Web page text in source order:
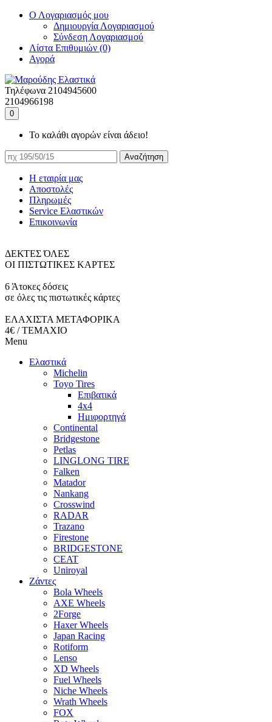
Ο Λογαριασμός μου
Δημιουργία Λογαριασμού
Σύνδεση Λογαριασμού
Λίστα Επιθυμιών (0)
Αγορά
Τηλέφωνα 2104945600
2104966198
0
Το καλάθι αγορών είναι άδειο!
Αναζήτηση
Η εταιρία μας
Αποστολές
Πληρωμές
Service Ελαστικών
Επικοινωνία
ΔΕΚΤΕΣ ΌΛΕΣ
ΟΙ ΠΙΣΤΩΤΙΚΕΣ ΚΑΡΤΕΣ
6 Άτοκες δόσεις
σε όλες τις πιστωτικές κάρτες
ΕΛΑΧΙΣΤΑ ΜΕΤΑΦΟΡΙΚΑ
4€ / ΤΕΜΑΧΙΟ
Menu
Ελαστικά
Michelin
Toyo Tires
Επιβατικά
4x4
Ημιφορτηγά
Continental
Bridgestone
Petlas
LINGLONG TIRE
Falken
Matador
Nankang
Crosswind
RADAR
Trazano
Firestone
BRIDGESTONE
CEAT
Uniroyal
Ζάντες
Bola Wheels
AXE Wheels
2Forge
Haxer Wheels
Japan Racing
Rotiform
Lenso
XD Wheels
Fuel Wheels
Niche Wheels
Wrath Wheels
FOX